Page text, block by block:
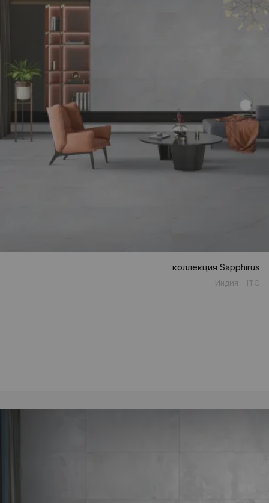
коллекция Sapphirus
Индия ITC